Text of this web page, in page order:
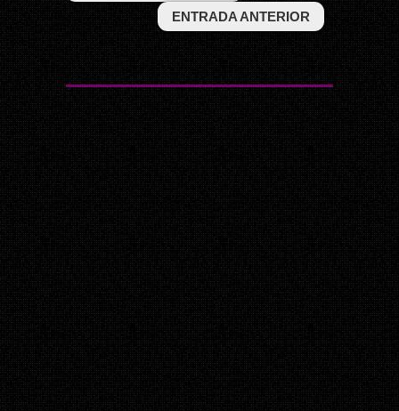
ENTRADA ANTERIOR